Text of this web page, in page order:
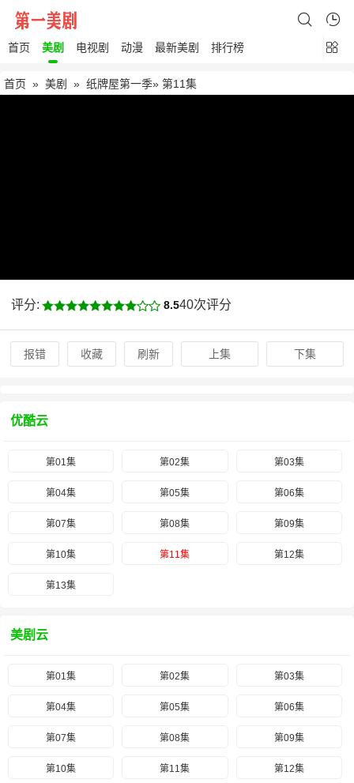
首页 美剧 电视剧 动漫 最新美剧 排行榜
首页 » 美剧 » 纸牌屋第一季» 第11集
评分: 8.540次评分
报错 收藏 刷新 上集 下集
优酷云
第01集 第02集 第03集
第04集 第05集 第06集
第07集 第08集 第09集
第10集 第11集 第12集
第13集
美剧云
第01集 第02集 第03集
第04集 第05集 第06集
第07集 第08集 第09集
第10集 第11集 第12集